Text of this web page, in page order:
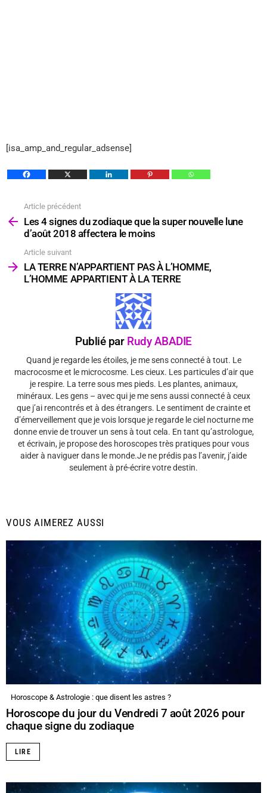
[isa_amp_and_regular_adsense]
plus
Article précédent
Les 4 signes du zodiaque que la super nouvelle lune
d’août 2018 affectera le moins
Article suivant
LA TERRE N’APPARTIENT PAS À L’HOMME,
L’HOMME APPARTIENT À LA TERRE
Publié par Rudy ABADIE
Quand je regarde les étoiles, je me sens connecté à tout. Le
macrocosme et le microcosme. Les cieux. Les particules d’air que
je respire. La terre sous mes pieds. Les plantes, animaux,
minéraux. Les gens – avec qui je me sens aussi connecté à ceux
que j’ai rencontrés et à des étrangers. Le sentiment de crainte et
d’émerveillement que je vois lorsque je regarde le ciel nocturne me
donne envie de trouver un sens à tout cela. En tant qu’astrologue,
et écrivain, je propose des horoscopes très pratiques pour vous
aider à naviguer dans le monde.Je ne prédis pas l’avenir, j’aide
seulement à pré-écrire votre destin.
VOUS AIMEREZ AUSSI
Horoscope & Astrologie : que disent les astres ?
Horoscope du jour du Vendredi 7 août 2026 pour
chaque signe du zodiaque
LIRE